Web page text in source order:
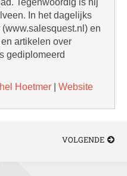
Tegenwoordig is hij
In het dagelijks
en
artikelen over
gediplomeerd
Hoetmer
Website
VOLGENDE